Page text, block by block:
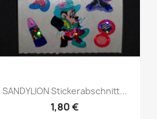
SANDYLION Stickerabschnitt...
1,80 €